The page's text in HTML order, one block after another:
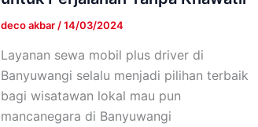
deco akbar /14/03/2024
Layanan sewa mobil plus driver di
Banyuwangi selalu menjadi pilihan terbaik
bagi wisatawan lokal mau pun
mancanegara di Banyuwangi